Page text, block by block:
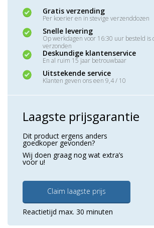
Gratis verzending
Per koerier en in stevige verzenddozen
Snelle levering
Op werkdagen voor 16:30 uur besteld is
verzonden
Deskundige klantenservice
En al ruim 15 jaar betrouwbaar
Uitstekende service
Klanten geven ons een 9,4 / 10
Laagste prijsgarantie
Dit product ergens anders
goedkoper gevonden?
Wij doen graag nog wat extra’s
voor u!
Claim laagste prijs
Reactietijd max. 30 minuten